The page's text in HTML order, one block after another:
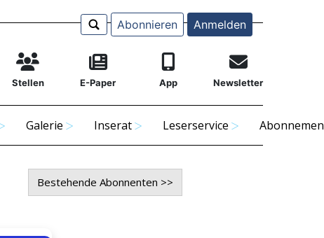
Abonnieren Anmelden
Stellen E-Paper App Newsletter
Galerie Inserat Leserservice